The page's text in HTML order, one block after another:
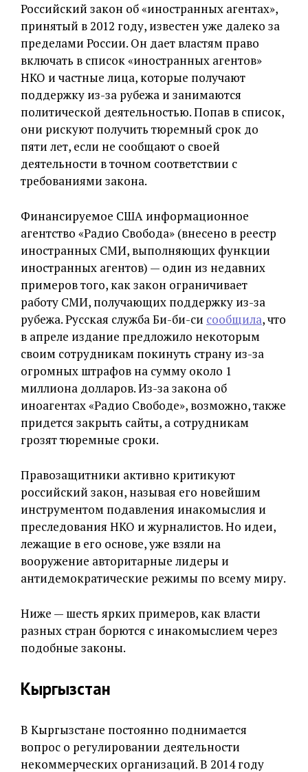
Российский закон об «иностранных агентах»,
принятый в 2012 году, известен уже далеко за
пределами России. Он дает властям право
включать в список «иностранных агентов»
НКО и частные лица, которые получают
поддержку из-за рубежа и занимаются
политической деятельностью. Попав в список,
они рискуют получить тюремный срок до
пяти лет, если не сообщают о своей
деятельности в точном соответствии с
требованиями закона.
Финансируемое США информационное
агентство «Радио Свобода» (внесено в реестр
иностранных СМИ, выполняющих функции
иностранных агентов) — один из недавних
примеров того, как закон ограничивает
работу СМИ, получающих поддержку из-за
рубежа. Русская служба Би-би-си сообщила, что
в апреле издание предложило некоторым
своим сотрудникам покинуть страну из-за
огромных штрафов на сумму около 1
миллиона долларов. Из-за закона об
иноагентах «Радио Свободе», возможно, также
придется закрыть сайты, а сотрудникам
грозят тюремные сроки.
Правозащитники активно критикуют
российский закон, называя его новейшим
инструментом подавления инакомыслия и
преследования НКО и журналистов. Но идеи,
лежащие в его основе, уже взяли на
вооружение авторитарные лидеры и
антидемократические режимы по всему миру.
Ниже — шесть ярких примеров, как власти
разных стран борются с инакомыслием через
подобные законы.
Кыргызстан
В Кыргызстане постоянно поднимается
вопрос о регулировании деятельности
некоммерческих организаций. В 2014 году